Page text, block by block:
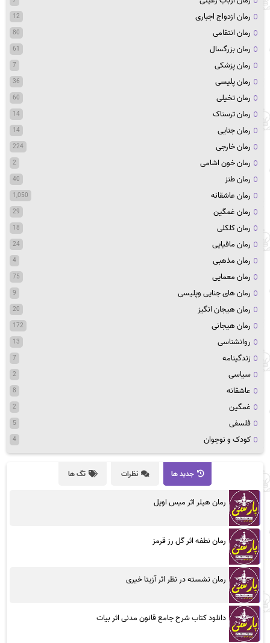
رمان ازدواج اجباری 12
رمان انتقامی 80
رمان بزرگسال 61
رمان پزشکی 7
رمان پلیسی 36
رمان تخیلی 60
رمان ترسناک 14
رمان جنایی 14
رمان خارجی 224
رمان خون اشامی 2
رمان طنز 40
رمان عاشقانه 1,050
رمان غمگین 29
رمان کلکلی 18
رمان مافیایی 24
رمان مذهبی 4
رمان معمایی 75
رمان های جنایی وپلیسی 9
رمان هیجان انگیز 20
رمان هیجانی 172
روانشناسی 13
زندگینامه 7
سیاسی 2
عاشقانه 8
غمگین 2
فلسفی 5
کودک و نوجوان 4
جدید ها نظرات تگ ها
رمان هیلر اثر میس اویل
رمان نطفه اثر گل رز قرمز
رمان نشسته در نظر اثر آزیتا خیری
دانلود کتاب شرح جامع قانون مدنی اثر بیات